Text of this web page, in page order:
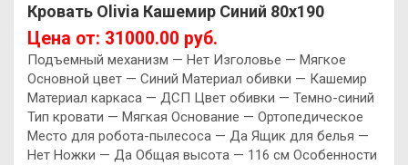
Кровать Olivia Кашемир Синий 80х190
Цена от: 31000.00 руб.
Подъемный механизм — Нет Изголовье — Мягкое
Основной цвет — Синий Материал обивки — Кашемир
Материал каркаса — ДСП Цвет обивки — Темно-синий
Тип кровати — Мягкая Основание — Ортопедическое
Место для робота-пылесоса — Да Ящик для белья —
Нет Ножки — Да Общая высота — 116 см Особенности